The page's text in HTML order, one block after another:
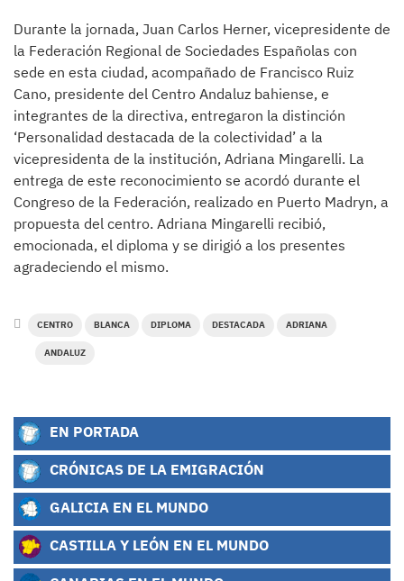
Durante la jornada, Juan Carlos Herner, vicepresidente de
la Federación Regional de Sociedades Españolas con
sede en esta ciudad, acompañado de Francisco Ruiz
Cano, presidente del Centro Andaluz bahiense, e
integrantes de la directiva, entregaron la distinción
‘Personalidad destacada de la colectividad’ a la
vicepresidenta de la institución, Adriana Mingarelli. La
entrega de este reconocimiento se acordó durante el
Congreso de la Federación, realizado en Puerto Madryn, a
propuesta del centro. Adriana Mingarelli recibió,
emocionada, el diploma y se dirigió a los presentes
agradeciendo el mismo.
CENTRO BLANCA DIPLOMA DESTACADA ADRIANA
ANDALUZ
EN PORTADA
CRÓNICAS DE LA EMIGRACIÓN
GALICIA EN EL MUNDO
CASTILLA Y LEÓN EN EL MUNDO